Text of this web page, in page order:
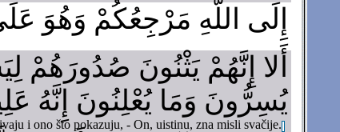
إِلَى اللّهِ مَرْجِعُكُمْ وَهُوَ
أَلا إِنَّهُمْ يَثْنُونَ صُدُورَهُمْ
يُسِرُّونَ وَمَا يُعْلِنُونَ إِنَّهُ
i ono što pokazuju, - On, uistinu, zna misli svačije.